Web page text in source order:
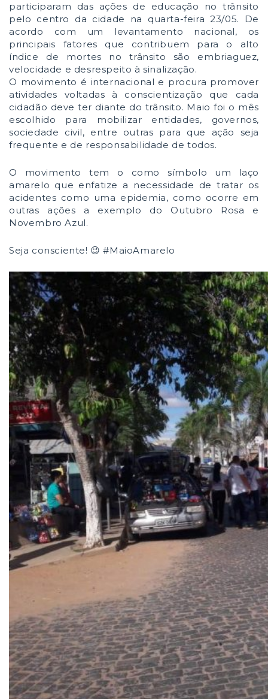
participaram das ações de educação no trânsito
pelo centro da cidade na quarta-feira 23/05. De
acordo com um levantamento nacional, os
principais fatores que contribuem para o alto
índice de mortes no trânsito são embriaguez,
velocidade e desrespeito à sinalização.
O movimento é internacional e procura promover
atividades voltadas à conscientização que cada
cidadão deve ter diante do trânsito. Maio foi o mês
escolhido para mobilizar entidades, governos,
sociedade civil, entre outras para que ação seja
frequente e de responsabilidade de todos.
O movimento tem o como símbolo um laço
amarelo que enfatize a necessidade de tratar os
acidentes como uma epidemia, como ocorre em
outras ações a exemplo do Outubro Rosa e
Novembro Azul.
Seja consciente! 😉 #MaioAmarelo